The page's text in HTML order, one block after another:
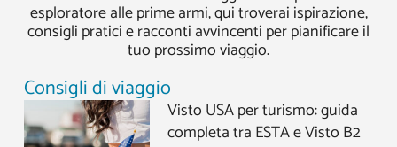
esploratore alle prime armi, qui troverai ispirazione,
consigli pratici e racconti avvincenti per pianificare il
tuo prossimo viaggio.
Consigli di viaggio
Visto USA per turismo: guida
completa tra ESTA e Visto B2